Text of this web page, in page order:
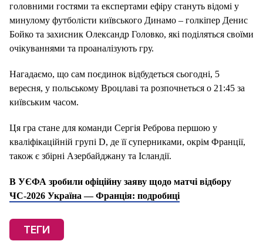
головними гостями та експертами ефіру стануть відомі у
минулому футболісти київського Динамо – голкіпер Денис
Бойко та захисник Олександр Головко, які поділяться своїми
очікуваннями та проаналізують гру.
Нагадаємо, що сам поєдинок відбудеться сьогодні, 5
вересня, у польському Вроцлаві та розпочнеться о 21:45 за
київським часом.
Ця гра стане для команди Сергія Реброва першою у
кваліфікаційній групі D, де її суперниками, окрім Франції,
також є збірні Азербайджану та Ісландії.
В УЄФА зробили офіційну заяву щодо матчі відбору
ЧС-2026 Україна — Франція: подробиці
ТЕГИ